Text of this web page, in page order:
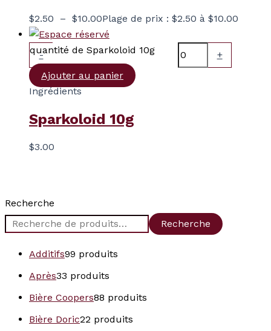
$2.50 – $10.00Plage de prix : $2.50 à $10.00
-
quantité de Sparkoloid 10g
+
Ajouter au panier
Ingrédients
Sparkoloid 10g
$3.00
Recherche
Recherche
Additifs99 produits
Après33 produits
Bière Coopers88 produits
Bière Doric22 produits